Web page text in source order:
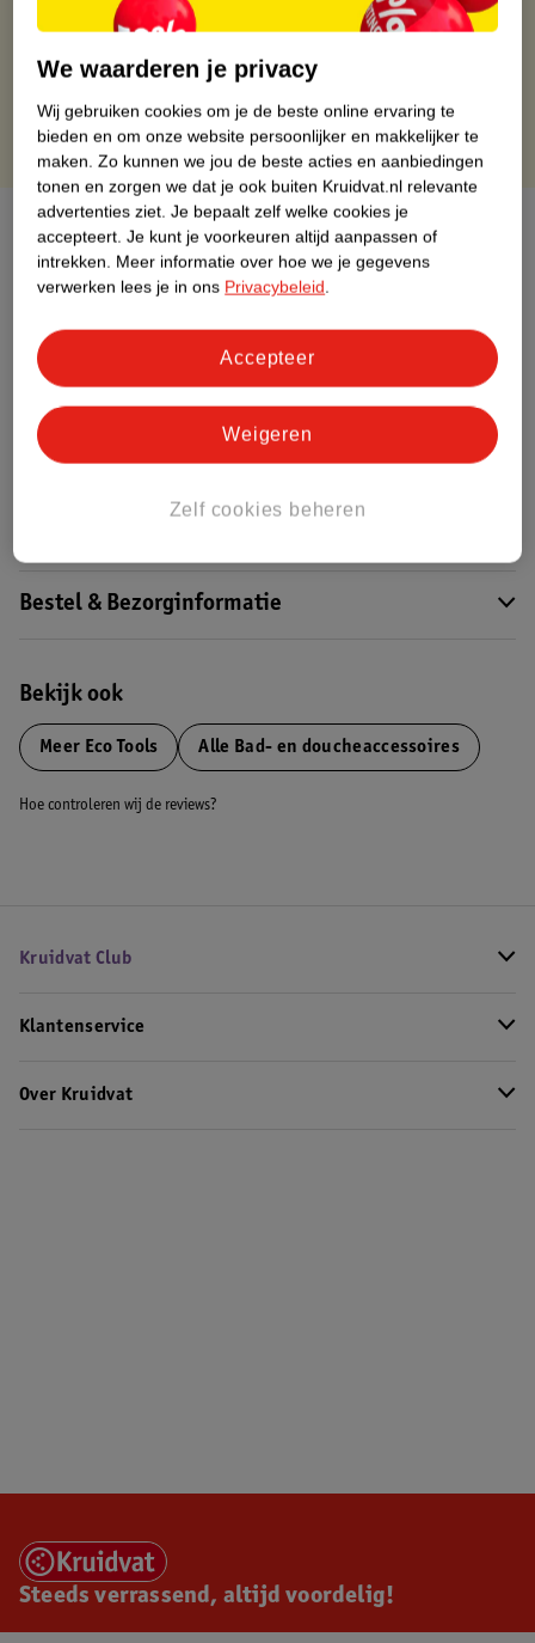
Gratis thuisbezorgd vanaf 50.00
Gratis punten met je Kruidvat kaart
Over dit product
Productinformatie
Etiketinformatie
Nature Impact Score
Meer informatie
Bestel & Bezorginformatie
Bekijk ook
Meer Eco Tools Alle Bad- en doucheaccessoires
Hoe controleren wij de reviews?
Kruidvat Club
Klantenservice
Over Kruidvat
Steeds verrassend, altijd voordelig!
We waarderen je privacy
Wij gebruiken cookies om je de beste online ervaring te
bieden en om onze website persoonlijker en makkelijker te
maken. Zo kunnen we jou de beste acties en aanbiedingen
tonen en zorgen we dat je ook buiten Kruidvat.nl relevante
advertenties ziet. Je bepaalt zelf welke cookies je
accepteert. Je kunt je voorkeuren altijd aanpassen of
intrekken. Meer informatie over hoe we je gegevens
verwerken lees je in ons Privacybeleid.
Zelf cookies beheren
Weigeren
Accepteer